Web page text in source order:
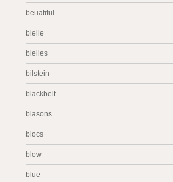
beuatiful
bielle
bielles
bilstein
blackbelt
blasons
blocs
blow
blue